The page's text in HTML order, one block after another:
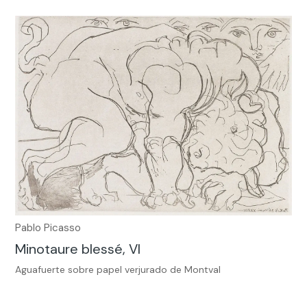
Pablo Picasso
Minotaure blessé, VI
Aguafuerte sobre papel verjurado de Montval